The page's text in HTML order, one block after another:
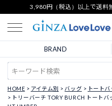
3,980円（税込）以上で送料
BRAND
HOME アイテム別 バッグ
トート
トリーバーチ TORY BURCH トート